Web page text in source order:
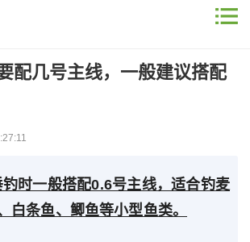
配几号主线，一般建议搭配
时一般搭配0.6号主线，适合钓麦
白条鱼、鲫鱼等小型鱼类。